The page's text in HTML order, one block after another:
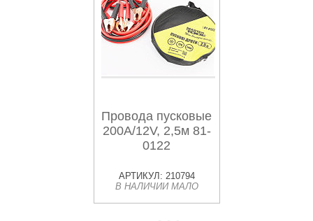
Провода пусковые
200А/12V, 2,5м 81-
0122
АРТИКУЛ: 210794
В НАЛИЧИИ МАЛО